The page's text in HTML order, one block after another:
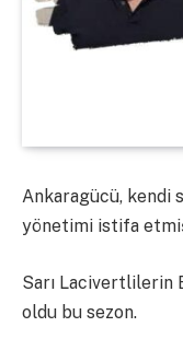
Ankaragücü, kendi
yönetimi istifa
Sarı Lacivertlilerin
oldu bu sezon.